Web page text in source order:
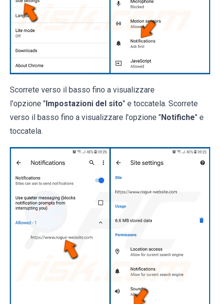
Scorrete verso il basso fino a visualizzare
l'opzione " Impostazioni del sito" e toccatela. Scorrete
verso il basso fino a visualizzare l'opzione "Notifiche" e
toccatela.